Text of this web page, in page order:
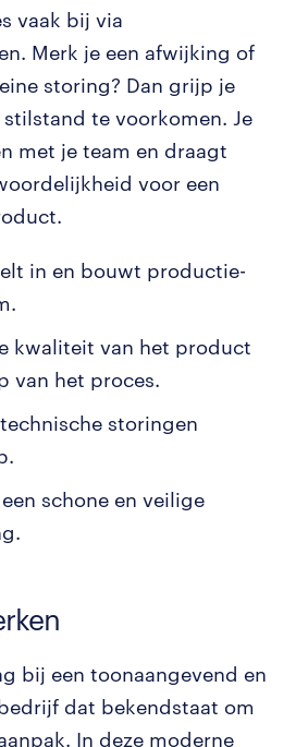
vaak bij via
Merk je een afwijking of
storing? Dan grijp je
te voorkomen. Je
met je team en draagt
voor een
in en bouwt productie-
kwaliteit van het product
van het proces.
storingen
schone en veilige
bij een toonaangevend en
dat bekendstaat om
In deze moderne